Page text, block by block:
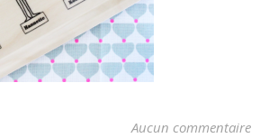
Aucun commentaire